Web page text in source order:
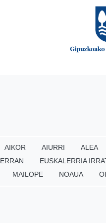
AIKOR AIURRI ALEA
ERRAN EUSKALERRIA
MAILOPE NOAUA